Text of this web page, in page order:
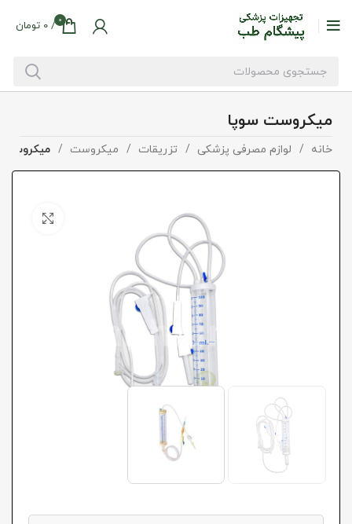
0
/
0 تومان
میکروست سوپا
خانه لوازم مصرفی پزشکی تزریقات میکروست میکروست